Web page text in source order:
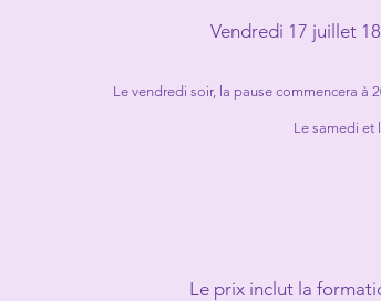
Vendredi 17 juillet
Le vendredi soir, la pause commencera à
Le samedi et
Le prix inclut la